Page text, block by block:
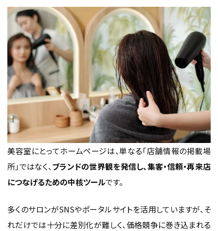
Googleビジネスプロフィールとの連携と最適化
ブログ・事例紹介でSEO強化
まとめ：SEOとMEOを連携させて“来店率UP”を実現
制作会社を選ぶ際のチェックポイント
美容業界実績・サロン系サイトのポートフォリオ
サポート体制・更新代行・運用支援の有無
見積もりの明細・契約条件（修正回数・納品形式）
SEO対策・MEO対応・レスポンス速度確保の実力
まとめ：デザイン力＋集客力＋運用力の3拍子が揃った制
作会社を選ぶ
成功事例・実例から学ぶ美容室サイトの傾向
チェーン店・複数店舗展開型のサイト設計例
予約・集客効果を出しているサイトの共通点
美容室にとってホームページは、単なる「店舗情報の掲載場
所」ではなく、ブランドの世界観を発信し、集客・信頼・再来店
につなげるための中核ツールです。
多くのサロンがSNSやポータルサイトを活用していますが、そ
れだけでは十分に差別化が難しく、価格競争に巻き込まれる